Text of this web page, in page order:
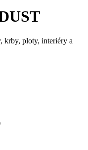
krby, ploty, interiéry a